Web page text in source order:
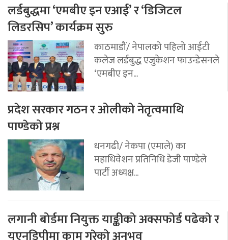
लर्डबुद्धमा ‘एमबीए इन एआई’ र ‘डिजिटल
लिडरसिप’ कार्यक्रम सुरु
काठमाडौं/ नेपालको पहिलो आईटी
कलेज लर्डबुद्ध एजुकेशन फाउन्डेसनले
‘एमबीए इन...
प्रदेश सरकार गठन र ओलीको नेतृत्वमाथि
पाण्डेको प्रश्न
धनगढी/ नेकपा (एमाले) का
महाधिवेशन प्रतिनिधि डेजी पाण्डेले
पार्टी अध्यक्ष...
लगानी बोर्डमा नियुक्त याङ्कीको अक्सफोर्ड पढेको र